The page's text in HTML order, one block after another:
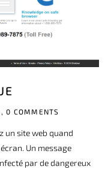
0 COMMENTS
un site web quand
Un message
par de dangereux